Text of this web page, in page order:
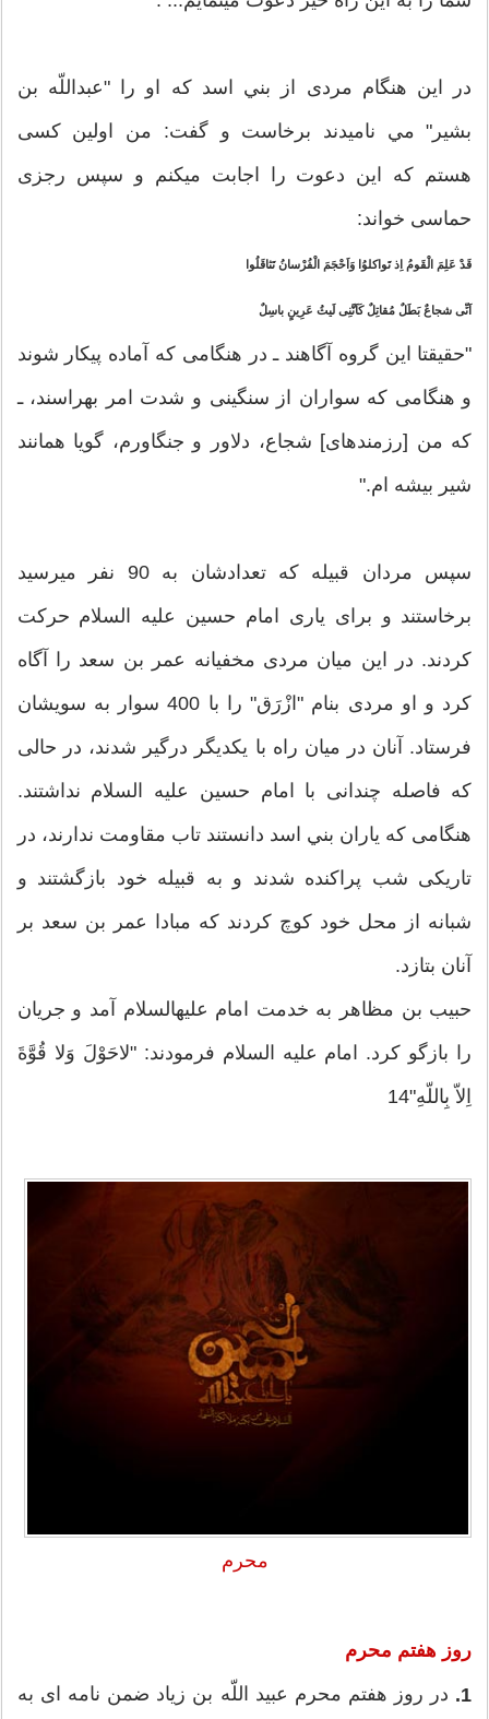
در این هنگام مردی از بني ‏اسد كه او را "عبداللّه‏ بن
بشیر" مي ‏نامیدند برخاست و گفت: من اولین كسی
هستم كه این دعوت را اجابت مي‏كنم و سپس رجزی
حماسی خواند:
قَدْ عَلِمَ الْقَومُ اِذ تَواكلوُا وَاَحْجَمَ الْفُرْسانُ تَثاقَلُوا
اَنِّی شجاعٌ بَطَلٌ مُقاتِلٌ كَاَنَّنِی لَیثُ عَرِینٍ باسِلٌ
"حقیقتا این گروه آگاهند ـ در هنگامی كه آماده پیكار شوند
و هنگامی كه سواران از سنگینی و شدت امر بهراسند، ـ
كه من [رزمنده‏ای] شجاع، دلاور و جنگاورم، گویا همانند
شیر بیشه ‏ام."
سپس مردان قبیله كه تعدادشان به 90 نفر مي‏رسید
برخاستند و برای یاری امام حسین علیه‏ السلام حركت
كردند. در این میان مردی مخفیانه عمر بن سعد را آگاه
كرد و او مردی بنام "ازْرَق" را با 400 سوار به سویشان
فرستاد. آنان در میان راه با یكدیگر درگیر شدند، در حالی
كه فاصله چندانی با امام حسین علیه ‏السلام نداشتند.
هنگامی كه یاران بني ‏اسد دانستند تاب مقاومت ندارند، در
تاریكی شب پراكنده شدند و به قبیله خود بازگشتند و
شبانه از محل خود كوچ كردند كه مبادا عمر بن سعد بر
آنان بتازد.
حبیب بن مظاهر به خدمت امام علیه‏السلام آمد و جریان
را بازگو كرد. امام علیه ‏السلام فرمودند: "لاحَوْلَ وَلا قُوَّةَ
اِلاّ بِاللّه‏ِ"14
محرم
روز هفتم محرم
1. در روز هفتم محرم عبید اللّه‏ بن زیاد ضمن نامه ‏ای به